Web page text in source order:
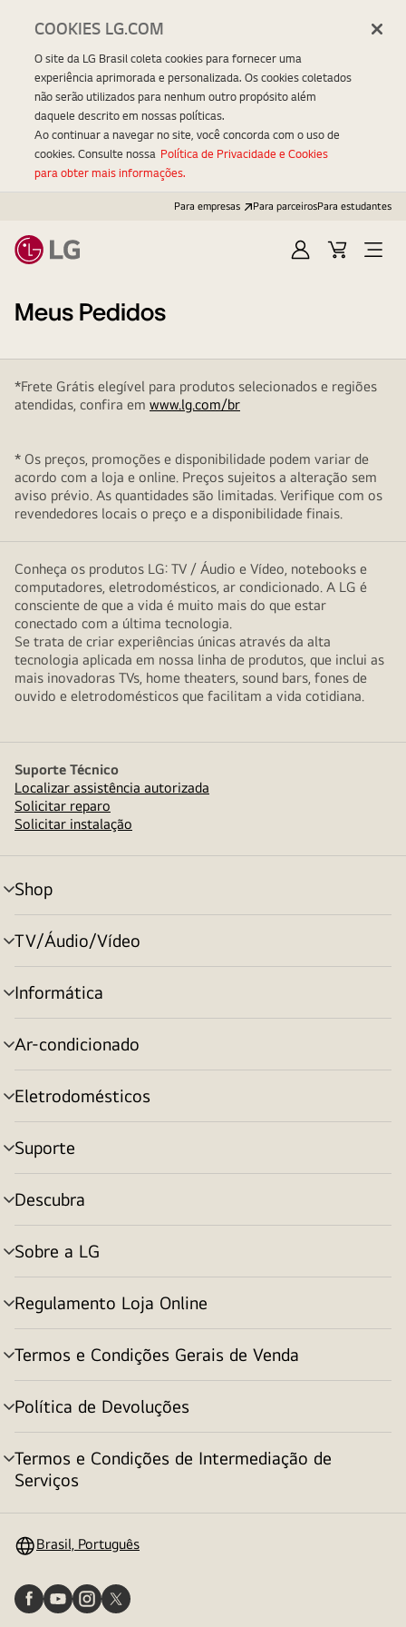
Para empresas Para parceirosPara estudantes
EntrarCarrinhoOpen
Meus Pedidos
*Frete Grátis elegível para produtos selecionados e regiões
atendidas, confira em www.lg.com/br
* Os preços, promoções e disponibilidade podem variar de
acordo com a loja e online. Preços sujeitos a alteração sem
aviso prévio. As quantidades são limitadas. Verifique com os
revendedores locais o preço e a disponibilidade finais.
Conheça os produtos LG: TV / Áudio e Vídeo, notebooks e
computadores, eletrodomésticos, ar condicionado. A LG é
consciente de que a vida é muito mais do que estar
conectado com a última tecnologia.
Se trata de criar experiências únicas através da alta
tecnologia aplicada em nossa linha de produtos, que inclui as
mais inovadoras TVs, home theaters, sound bars, fones de
ouvido e eletrodomésticos que facilitam a vida cotidiana.
Suporte Técnico
Localizar assistência autorizada
Solicitar reparo
Solicitar instalação
Shop
alternar
menu
TV/Áudio/Vídeo
alternar
menu
Informática
alternar
menu
Ar-condicionado
alternar
menu
Eletrodomésticos
alternar
menu
Suporte
alternar
menu
Descubra
alternar
menu
Sobre a LG
alternar
menu
Regulamento Loja Online
alternar
menu
Termos e Condições Gerais de Venda
alternar
menu
Política de Devoluções
alternar
menu
Termos e Condições de Intermediação de
Serviços
alternar
Brasil, Português
COOKIES LG.COM
O site da LG Brasil coleta cookies para fornecer uma
experiência aprimorada e personalizada. Os cookies coletados
não serão utilizados para nenhum outro propósito além
daquele descrito em nossas políticas.
Ao continuar a navegar no site, você concorda com o uso de
cookies. Consulte nossa Política de Privacidade e Cookies
para obter mais informações.